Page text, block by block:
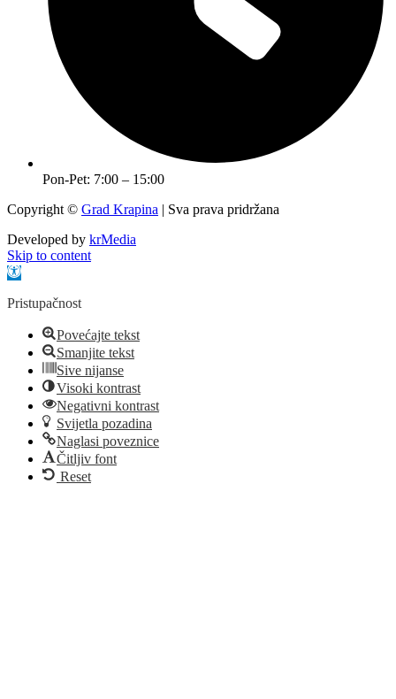
Pon-Pet: 7:00 – 15:00
Copyright © Grad Krapina | Sva prava pridržana
Developed by krMedia
Skip to content
Open toolbar
Pristupačnost
Povećajte tekst
Smanjite tekst
Sive nijanse
Visoki kontrast
Negativni kontrast
Svijetla pozadina
Naglasi poveznice
Čitljiv font
Reset